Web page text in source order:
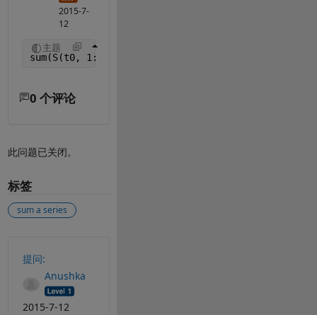
2015-7-
12
主题
sum(S(t0, 1:15) .* 2.^(0:14))
0 个评论
此问题已关闭。
标签
sum a series
提问:
Anushka
2015-7-12